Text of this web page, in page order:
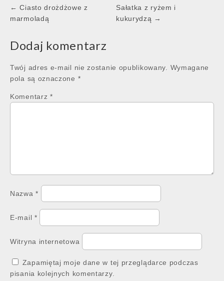
Post
navigation
← Ciasto drożdżowe z
marmoladą
Sałatka z ryżem i
kukurydzą →
Dodaj komentarz
Twój adres e-mail nie zostanie opublikowany.
Wymagane
pola są oznaczone *
Komentarz *
Nazwa*
E-mail *
Witryna internetowa
Zapamiętaj moje dane w tej przeglądarce podczas
pisania kolejnych komentarzy.